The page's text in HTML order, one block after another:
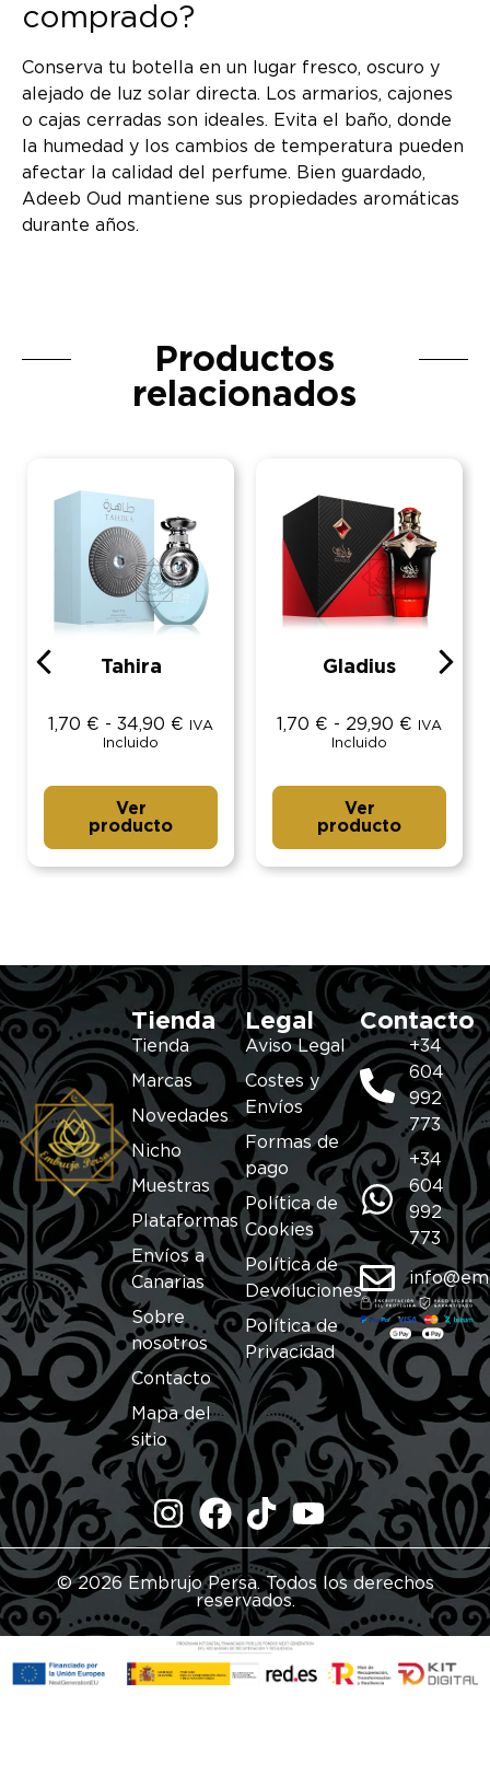
comprado?
Conserva tu botella en un lugar fresco, oscuro y
alejado de luz solar directa. Los armarios, cajones
o cajas cerradas son ideales. Evita el baño, donde
la humedad y los cambios de temperatura pueden
afectar la calidad del perfume. Bien guardado,
Adeeb Oud mantiene sus propiedades aromáticas
durante años.
Productos
relacionados
Tahira
1,70 € - 34,90 €
IVA
Incluido
Ver
producto
Gladius
1,70 € - 29,90 €
IVA
Incluido
Ver
producto
Tienda
Tienda
Marcas
Novedades
Nicho
Muestras
Plataformas
Envíos a
Canarias
Sobre
nosotros
Contacto
Mapa del
sitio
Legal
Aviso Legal
Costes y
Envíos
Formas de
pago
Política de
Cookies
Política de
Devoluciones
Política de
Privacidad
Contacto
+34
604
992
773
+34
604
992
773
© 2026 Embrujo Persa. Todos los derechos
reservados.